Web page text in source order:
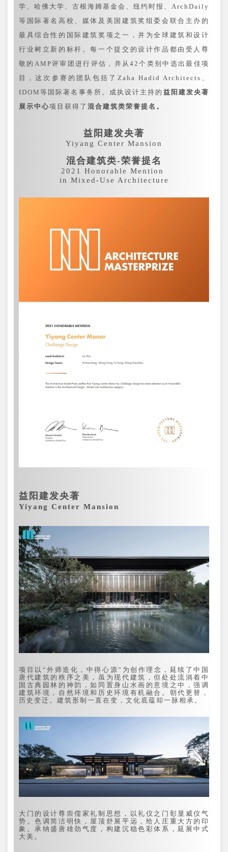
学、哈佛大学、古根海姆基金会、纽约时报、ArchDaily
等国际著名高校、媒体及美国建筑奖组委会联合主办的
最具综合性的国际建筑奖项之一，并为全球建筑和设计
行业树立新的标杆。每一个提交的设计作品都由受人尊
敬的AMP评审团进行评估，并从42个类别中选出最佳项
目，这次参赛的团队包括了Zaha Hadid Architects、
IDOM等国际著名事务所。成执设计主持的 益阳建发央著
展示中心项目获得了 混合建筑类荣誉提名。
益阳建发央著
Yiyang Center Mansion
混合建筑类-荣誉提名
2021 Honorable Mention
in Mixed-Use Architecture
益阳建发央著
Yiyang Center Mansion
项目以“外师造化，中得心源”为创作理念，延续了中国
唐代建筑的秩序之美，虽为现代建筑，但处处流淌着中
国古典园林的神韵，如同置身山水画的意境之中，强调
建筑环境，自然环境和历史环境有机融合。朝代更替，
历史变迁。建筑形制一直在变，文化底蕴却一脉相承。
大门的设计尊崇儒家礼制思想，以礼仪之门彰显威仪气
势。色调简洁明快，屋顶舒展平远，给人庄重大方的印
象。承纳盛唐雄劲气度，构建沉稳色彩体系，延展中式
大美。